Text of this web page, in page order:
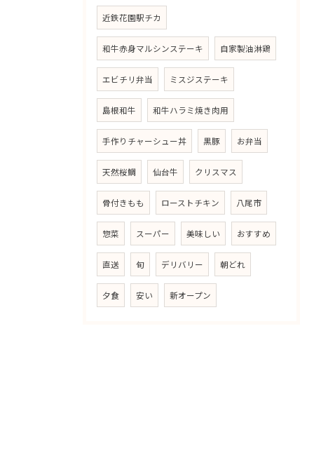
近鉄花園駅チカ
和牛赤身マルシンステーキ 自家製油淋鶏
エビチリ弁当 ミスジステーキ
島根和牛 和牛ハラミ焼き肉用
手作りチャーシュー丼 黒豚 お弁当
天然桜鯛 仙台牛 クリスマス
骨付きもも ローストチキン 八尾市
惣菜 スーパー 美味しい おすすめ
直送 旬 デリバリー 朝どれ
夕食 安い 新オープン